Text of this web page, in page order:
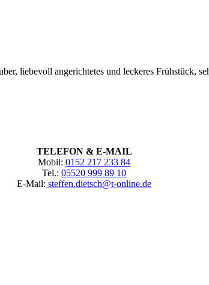
liebevoll angerichtetes und leckeres Frühstück,
TELEFON & E-MAIL
Mobil:0152 217 233 84
Tel.:05520 999 89 10
E-Mail: steffen.dietsch@t-online.de